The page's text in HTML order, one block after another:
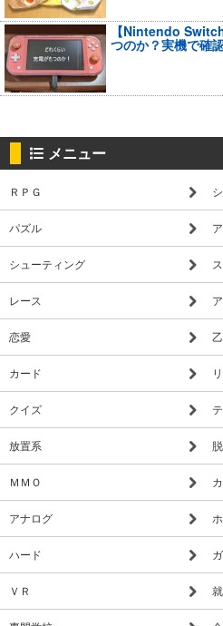
【Nintendo
つのか？実機で確
メニュー
ＲＰＧ
パズル
シューティング
レース
恋愛
カード
クイズ
放置系
ＭＭＯ
アナログ
ハード
ＶＲ